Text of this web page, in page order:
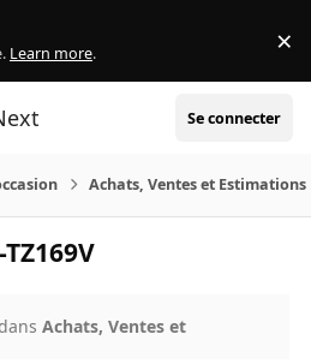
Learn more. ×
Se connecter
Achats, Ventes et Estimations
TZ169V
dansAchats, Ventes et